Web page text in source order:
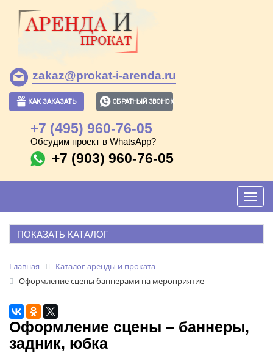
zakaz@prokat-i-arenda.ru
КАК ЗАКАЗАТЬ ОБРАТНЫЙ ЗВОНОК
+7 (495) 960-76-05
Обсудим проект в WhatsApp?
+7 (903) 960-76-05
ПОКАЗАТЬ КАТАЛОГ
ПОПУЛЯРНЫЕ ПОЗИЦИИ:
Аренда фотозоны
Аренда ресепшн
Аренда указателей
Главная
Каталог аренды и проката
Оформление сцены баннерами на мероприятие
Оформление сцены – баннеры,
задник, юбка